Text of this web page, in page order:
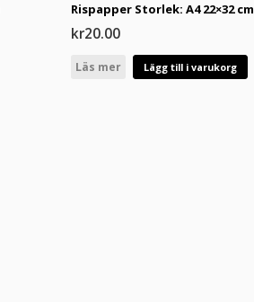
Rispapper Storlek: A4 22×32 cm
kr20.00
Läs mer Lägg till i varukorg